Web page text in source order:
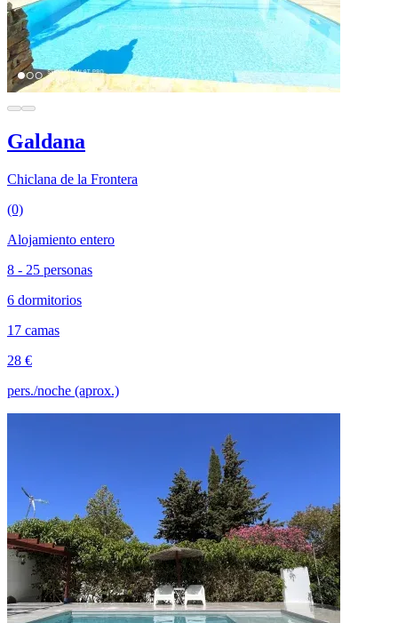
Galdana
Chiclana de la Frontera
(0)
Alojamiento entero
8 - 25 personas
6 dormitorios
17 camas
28 €
pers./noche (aprox.)